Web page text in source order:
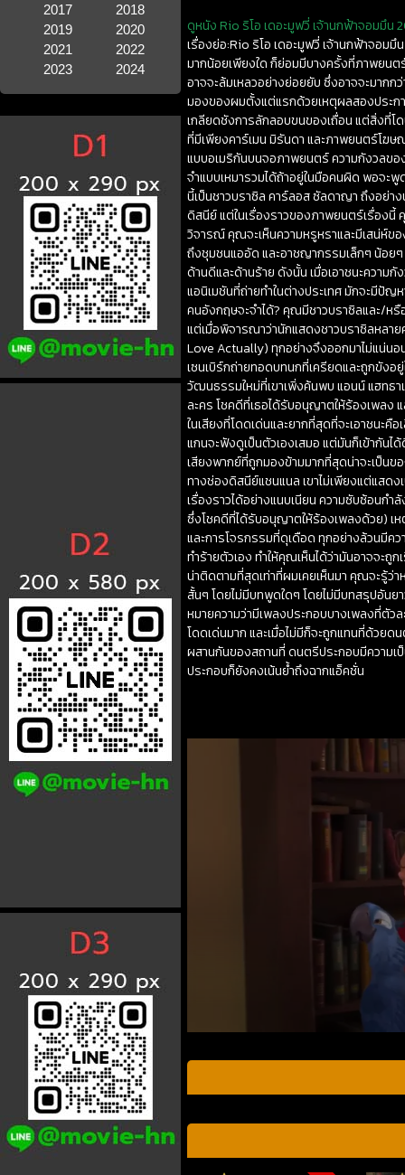
2017
2018
2019
2020
2021
2022
2023
2024
ดูหนัง Rio ริโอ เดอะมูฟวี่ เจ้านกฟ้าจอมมึน
เรื่องย่อ:Rio ริโอ เดอะมูฟวี่ เจ้านกฟ้าจอม
มากน้อยเพียงใด ก็ย่อมมีบางครั้งที่ภาพยนต
อาจจะล้มเหลวอย่างย่อยยับ ซึ่งอาจจะมาก
มองของผมตั้งแต่แรกด้วยเหตุผลสองประก
เกลียดชังการลักลอบขนของเถื่อน แต่สิ่งที่
ที่มีเพียงคาร์เมน มิรันดา และภาพยนตร์โฆ
แบบอเมริกันบนจอภาพยนตร์ ความกังวลของ
จำแบบเหมารวมได้ถ้าอยู่ในมือคนผิด พอจะ
นี้เป็นชาวบราซิล คาร์ลอส ซัลดาญา ถึงอย่
ดิสนีย์ แต่ในเรื่องราวของภาพยนตร์เรื่องนี้
วิจารณ์ คุณจะเห็นความหรูหราและมีเสน่ห์ข
ถึงชุมชนแออัด และอาชญากรรมเล็กๆ น้อยๆ
ด้านดีและด้านร้าย ดังนั้น เมื่อเอาชนะควา
แอนิเมชันที่ถ่ายทำในต่างประเทศ มักจะมีปัญ
คนอังกฤษจะจำได้? คุณมีชาวบราซิลและ/ห
แต่เมื่อพิจารณาว่านักแสดงชาวบราซิลหลาย
Love Actually) ทุกอย่างจึงออกมาไม่แน่นอ
เซนเบิร์กถ่ายทอดบทนกที่เครียดและถูกขัง
วัฒนธรรมใหม่ที่เขาเพิ่งค้นพบ แอนน์ แฮทธ
ละคร โชคดีที่เธอได้รับอนุญาตให้ร้องเพลง
ในเสียงที่โดดเด่นและยากที่สุดที่จะเอาชนะ
แกนจะฟังดูเป็นตัวเองเสมอ แต่มันก็เข้ากันไ
เสียงพากย์ที่ถูกมองข้ามมากที่สุดน่าจะเป็น
ทางช่องดิสนีย์แชนแนล เขาไม่เพียงแต่แสด
เรื่องราวได้อย่างแนบเนียน ความซับซ้อนก
ซึ่งโชคดีที่ได้รับอนุญาตให้ร้องเพลงด้วย) เ
และการโจรกรรมที่ดุเดือด ทุกอย่างล้วนมีค
ทำร้ายตัวเอง ทำให้คุณเห็นได้ว่ามันอาจจะถู
น่าติดตามที่สุดเท่าที่ผมเคยเห็นมา คุณจะรู้ว่
สั้นๆ โดยไม่มีบทพูดใดๆ โดยไม่มีบทสรุปอัน
หมายความว่ามีเพลงประกอบบางเพลงที่ตัว
โดดเด่นมาก และเมื่อไม่มีก็จะถูกแทนที่ด้วย
ผสานกันของสถานที่ ดนตรีประกอบมีความเ
ประกอบก็ยังคงเน้นย้ำถึงฉากแอ็คชั่น